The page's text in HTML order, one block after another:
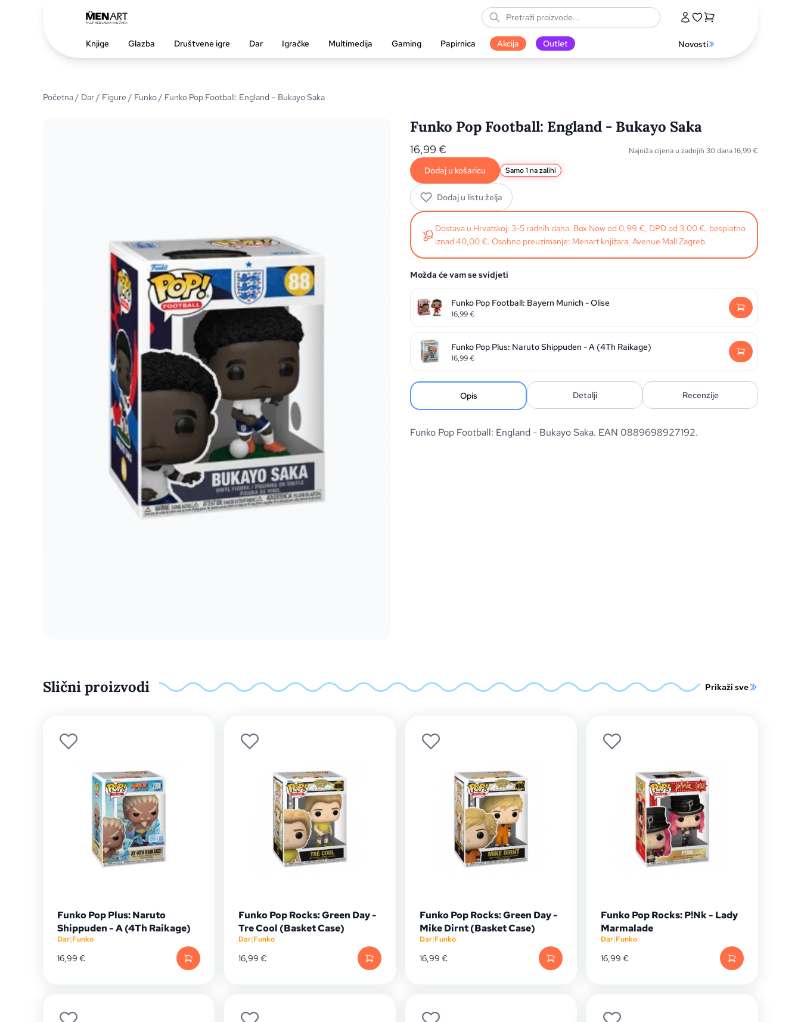
Knjige Glazba Društvene igre Dar Igračke Multimedija Gaming Papirnica Akcija Outlet Novosti
Početna/ Dar/ Figure / Funko/ Funko Pop Football: England – Bukayo Saka
Funko Pop Football: England - Bukayo Saka
16,99 € Najniža cijena u zadnjih 30 dana16,99€
Dodaj u košaricu Samo 1 na zalihi
Dodaj u listu želja
Dostava u Hrvatskoj: 3-5 radnih dana. Box Now od 0,99 €, DPD od 3,00 €, besplatno
iznad 40,00 €. Osobno preuzimanje: Menart knjižara, Avenue Mall Zagreb.
Možda će vam se svidjeti
Funko Pop Football: Bayern Munich - Olise
16,99€
Funko Pop Plus: Naruto Shippuden - A (4Th Raikage)
16,99€
Opis Detalji Recenzije
Funko Pop Football: England - Bukayo Saka. EAN 0889698927192.
Slični proizvodi Prikaži sve
Funko Pop Plus: Naruto
Shippuden - A (4Th Raikage)
Dar|Funko
16,99 €
Funko Pop Rocks: Green Day -
Tre Cool (Basket Case)
Dar|Funko
16,99 €
Funko Pop Rocks: Green Day -
Mike Dirnt (Basket Case)
Dar|Funko
16,99 €
Funko Pop Rocks: P!Nk - Lady
Marmalade
Dar|Funko
16,99 €